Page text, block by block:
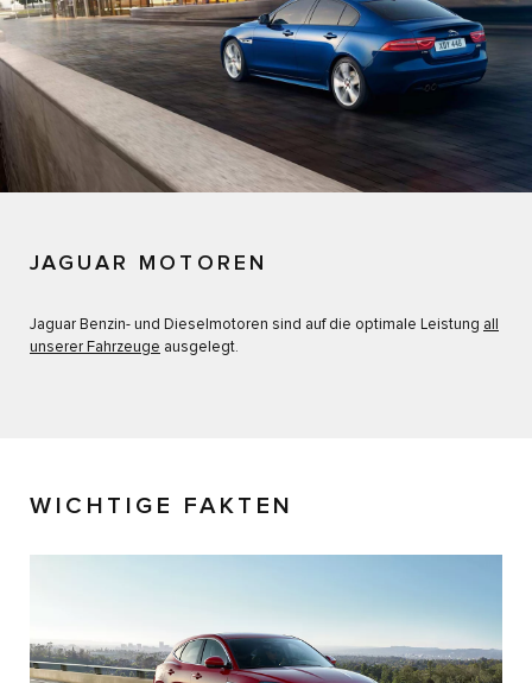
JAGUAR MOTOREN
Jaguar Benzin- und Dieselmotoren sind auf die optimale Leistung all
unserer Fahrzeuge ausgelegt.
WICHTIGE FAKTEN